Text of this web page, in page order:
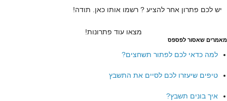
יש לכם פתרון אחר להציע ? רשמו אותו כאן. תודה!
מצאו עוד פתרונות!
מאמרים שאסור לפספס
למה כדאי לכם לפתור תשחצים?
טיפים שיעזרו לכם לסיים את התשבץ
איך בונים תשבץ?